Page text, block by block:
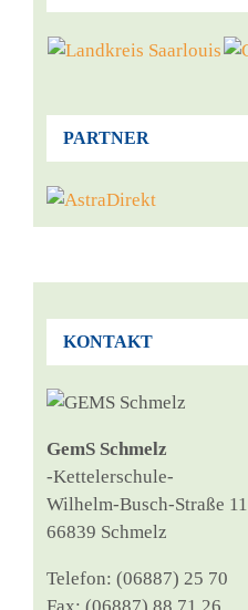
KONTAKT
GemS Schmelz
‑Ket­tel­er­schu­le-
Wil­helm-Busch-Stra­ße 11
66839 Schmelz
Tele­fon: (06887) 25 70
PARTNER